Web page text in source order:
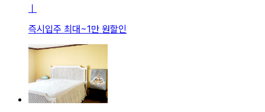
즉시입주 최대 ~1만 원할인